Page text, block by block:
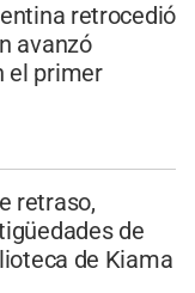
retrocedió
avanzó
el primer
retraso,
de
de Kiama